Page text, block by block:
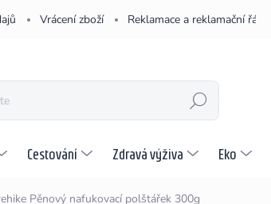
Vrácení zboží Reklamace a reklamační řád
HLEDAT
Cestování Zdravá výživa Eko
Pěnový nafukovací polštářek 300g